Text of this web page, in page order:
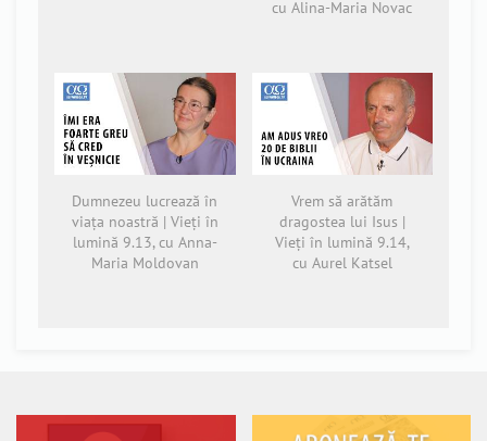
cu Alina-Maria Novac
Dumnezeu lucrează în
viața noastră | Vieți în
lumină 9.13, cu Anna-
Maria Moldovan
Vrem să arătăm
dragostea lui Isus |
Vieți în lumină 9.14,
cu Aurel Katsel